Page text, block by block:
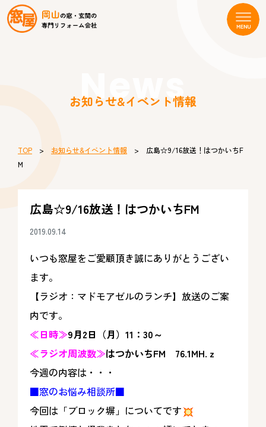
News
お知らせ&イベント情報
TOP > お知らせ&イベント情報 > 広島☆9/16放送！はつかいちF
M
広島☆9/16放送！はつかいちFM
2019.09.14
いつも窓屋をご愛顧頂き誠にありがとうござい
ます。
【ラジオ：マドモアゼルのランチ】放送のご案
内です。
≪日時≫9月2日（月）11：30～
≪ラジオ周波数≫はつかいちFM 76.1MH.ｚ
今週の内容は・・・
■窓のお悩み相談所■
今回は「ブロック塀」についてです